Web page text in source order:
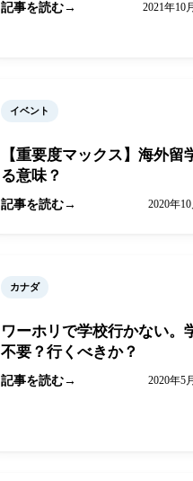
記事を読む 2021年10
イベント
【重要度マックス】海外留
る意味？
記事を読む 2020年10
カナダ
ワーホリで学校行かない。
不要？行くべきか？
記事を読む 2020年5